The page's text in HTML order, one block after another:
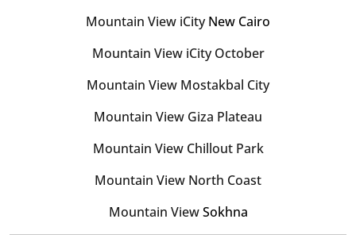
Mountain View iCityNew Cairo
Mountain View iCity October
Mountain View Mostakbal City
Mountain View Giza Plateau
Mountain View Chillout Park
Mountain View North Coast
Mountain ViewSokhna